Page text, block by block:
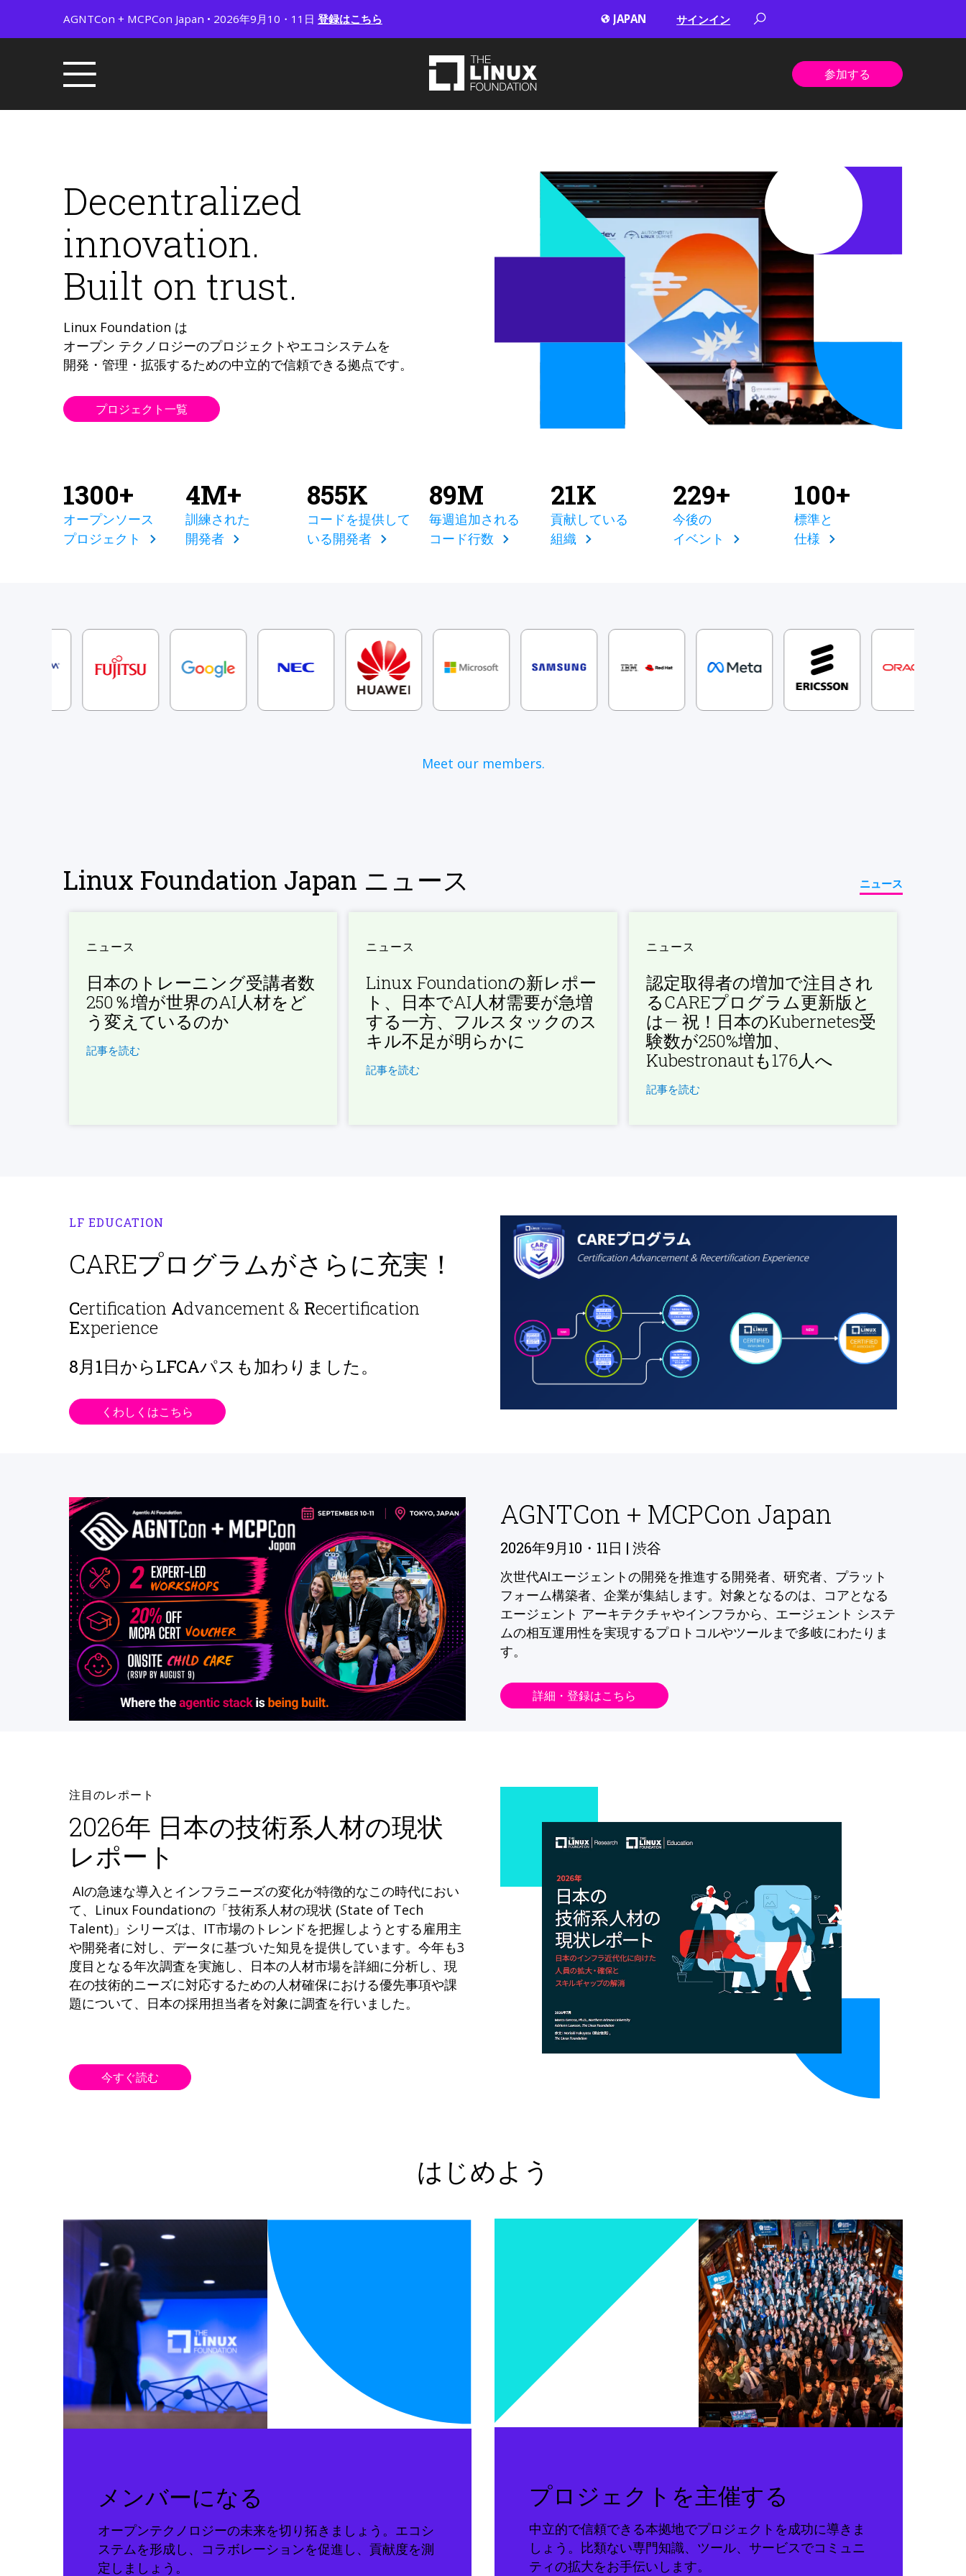
AGNTCon + MCPCon Japan • 2026年9月10・11日 登録はこちら サインイン
参加する
Decentralized
innovation.
Built on trust.
Linux Foundation は
オープン テクノロジーのプロジェクトやエコシステムを
開発・管理・拡張するための中立的で信頼できる拠点です。
プロジェクト一覧
1300+
オープンソース
プロジェクト
4M+
訓練された
開発者
855K
コードを提供して
いる開発者
89M
毎週追加される
コード行数
21K
貢献している
組織
229+
今後の
イベント
100+
標準と
仕様
Meet our members.
Linux Foundation Japan ニュース ニュース
ニュース
日本のトレーニング受講者数
250％増が世界のAI人材をど
う変えているのか
記事を読む
ニュース
Linux Foundationの新レポー
ト、日本でAI人材需要が急増
する一方、フルスタックのス
キル不足が明らかに
記事を読む
ニュース
認定取得者の増加で注目され
るCAREプログラム更新版と
は— 祝！日本のKubernetes受
験数が250%増加、
Kubestronautも176人へ
記事を読む
LF EDUCATION
CAREプログラムがさらに充実！
Certification Advancement & Recertification
Experience
8月1日からLFCAパスも加わりました。
くわしくはこちら
AGNTCon + MCPCon Japan
2026年9月10・11日 | 渋谷
次世代AIエージェントの開発を推進する開発者、研究者、プラット
フォーム構築者、企業が集結します。対象となるのは、コアとなる
エージェント アーキテクチャやインフラから、エージェント システ
ムの相互運用性を実現するプロトコルやツールまで多岐にわたりま
す。
詳細・登録はこちら
注目のレポート
2026年 日本の技術系人材の現状
レポート
AIの急速な導入とインフラニーズの変化が特徴的なこの時代におい
て、Linux Foundationの「技術系人材の現状 (State of Tech
Talent)」シリーズは、IT市場のトレンドを把握しようとする雇用主
や開発者に対し、データに基づいた知見を提供しています。今年も3
度目となる年次調査を実施し、日本の人材市場を詳細に分析し、現
在の技術的ニーズに対応するための人材確保における優先事項や課
題について、日本の採用担当者を対象に調査を行いました。
今すぐ読む
はじめよう
メンバーになる
オープンテクノロジーの未来を切り拓きましょう。エコシ
ステムを形成し、コラボレーションを促進し、貢献度を測
定しましょう。
プロジェクトを主催する
中立的で信頼できる本拠地でプロジェクトを成功に導きま
しょう。比類ない専門知識、ツール、サービスでコミュニ
ティの拡大をお手伝いします。